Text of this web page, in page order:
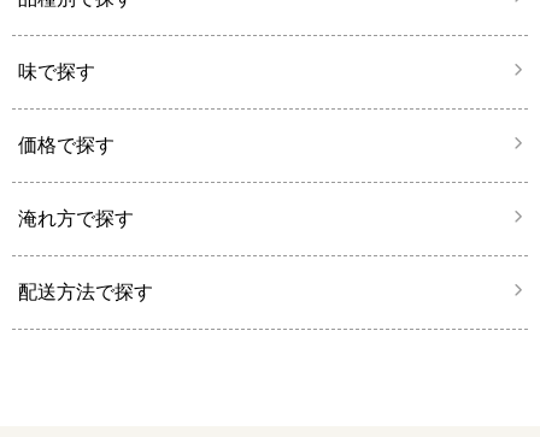
味で探す
価格で探す
淹れ方で探す
配送方法で探す